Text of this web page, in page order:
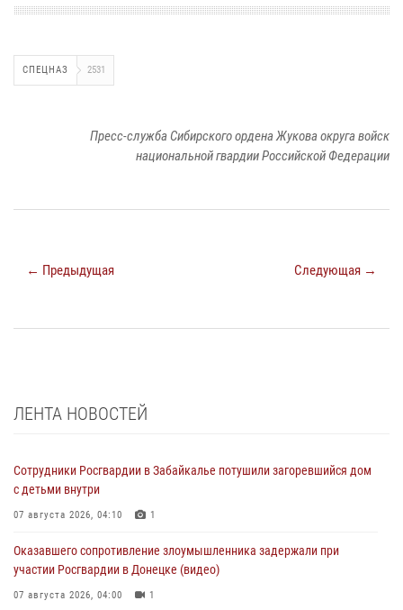
СПЕЦНАЗ 2531
Пресс-служба Сибирского ордена Жукова округа войск
национальной гвардии Российской Федерации
← Предыдущая Следующая →
ЛЕНТА НОВОСТЕЙ
Сотрудники Росгвардии в Забайкалье потушили загоревшийся дом
с детьми внутри
07 августа 2026, 04:10 1
Оказавшего сопротивление злоумышленника задержали при
участии Росгвардии в Донецке (видео)
07 августа 2026, 04:00 1